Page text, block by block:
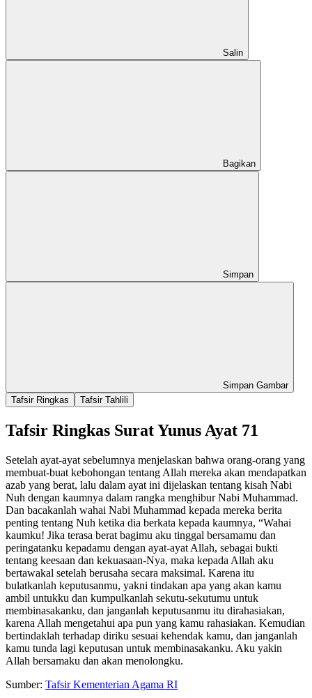
Salin
Bagikan
Simpan
Simpan Gambar
Tafsir Ringkas
Tafsir Tahlili
Tafsir Ringkas Surat Yunus Ayat 71
Setelah ayat-ayat sebelumnya menjelaskan bahwa orang-orang yang
membuat-buat kebohongan tentang Allah mereka akan mendapatkan
azab yang berat, lalu dalam ayat ini dijelaskan tentang kisah Nabi
Nuh dengan kaumnya dalam rangka menghibur Nabi Muhammad.
Dan bacakanlah wahai Nabi Muhammad kepada mereka berita
penting tentang Nuh ketika dia berkata kepada kaumnya, “Wahai
kaumku! Jika terasa berat bagimu aku tinggal bersamamu dan
peringatanku kepadamu dengan ayat-ayat Allah, sebagai bukti
tentang keesaan dan kekuasaan-Nya, maka kepada Allah aku
bertawakal setelah berusaha secara maksimal. Karena itu
bulatkanlah keputusanmu, yakni tindakan apa yang akan kamu
ambil untukku dan kumpulkanlah sekutu-sekutumu untuk
membinasakanku, dan janganlah keputusanmu itu dirahasiakan,
karena Allah mengetahui apa pun yang kamu rahasiakan. Kemudian
bertindaklah terhadap diriku sesuai kehendak kamu, dan janganlah
kamu tunda lagi keputusan untuk membinasakanku. Aku yakin
Allah bersamaku dan akan menolongku.
Sumber: Tafsir Kementerian Agama RI